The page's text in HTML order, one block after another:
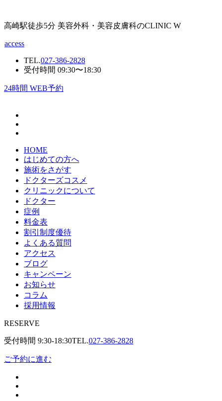
高崎駅徒歩5分 美容外科・美容皮膚科のCLINIC W
access
TEL.027-386-2828
受付時間 09:30〜18:30
24時間 WEB予約
HOME
はじめての方へ
施術をさがす
ドクターズコスメ
クリニックについて
ドクター
症例
料金表
割引制度優待
よくある質問
アクセス
ブログ
キャンペーン
お知らせ
コラム
採用情報
RESERVE
受付時間 9:30-18:30TEL.027-386-2828
ご予約に進む